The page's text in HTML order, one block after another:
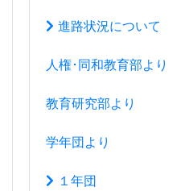
進路状況について
人権･同和教育部より
教育研究部より
学年団より
１年団